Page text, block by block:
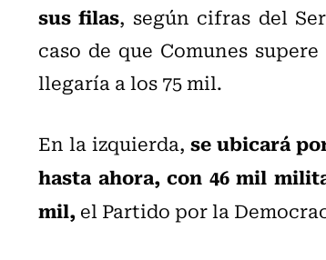
sus filas, según cifras del
caso de que Comunes
llegaría a los 75 mil.
En la izquierda, se ubicará
hasta ahora, con 46 mil
mil,el Partido por la